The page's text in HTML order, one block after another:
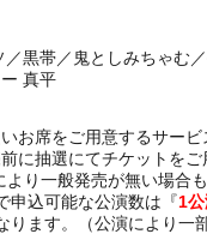
／黒帯／鬼としみちゃむ
真平
お席をご用意するサー
に抽選にてチケットを
より一般発売が無い場合も
申込可能な公演数は『1
ります。（公演により一